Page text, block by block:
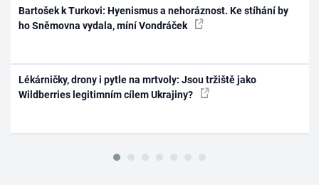
Bartošek k Turkovi: Hyenismus a nehoráznost. Ke stíhání by
ho Sněmovna vydala, míní Vondráček
Lékárničky, drony i pytle na mrtvoly: Jsou tržiště jako
Wildberries legitimním cílem Ukrajiny?